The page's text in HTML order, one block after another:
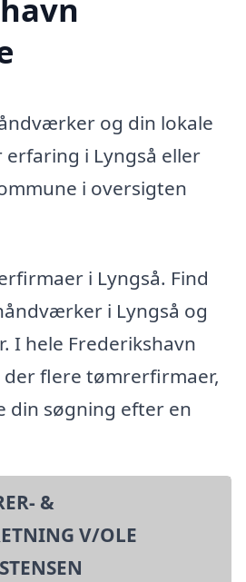
og din lokale
i Lyngså eller
i oversigten
i Lyngså. Find
i Lyngså og
I hele Frederikshavn
flere tømrerfirmaer,
din søgning efter en
&
V/OLE